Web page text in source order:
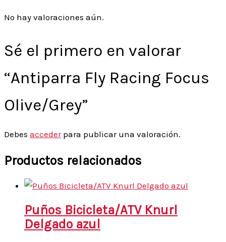
No hay valoraciones aún.
Sé el primero en valorar
“Antiparra Fly Racing Focus
Olive/Grey”
Debes accederpara publicar una valoración.
Productos relacionados
Puños Bicicleta/ATV Knurl
Delgado azul